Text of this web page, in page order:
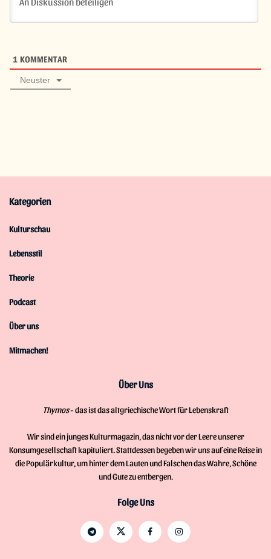
1 KOMMENTAR
Neuster
Kategorien
Kulturschau
Lebensstil
Theorie
Podcast
Über uns
Mitmachen!
Über Uns
Thymos- das ist das altgriechische Wort für Lebenskraft
Wir sind ein junges Kulturmagazin, das nicht vor der Leere unserer
Konsumgesellschaft kapituliert. Stattdessen begeben wir uns auf eine Reise in
die Populärkultur, um hinter dem Lauten und Falschen das Wahre, Schöne
und Gute zu entbergen.
Folge Uns